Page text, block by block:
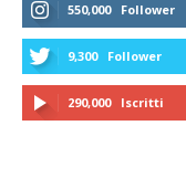
550,000 Follower
9,300 Follower
290,000 Iscritti